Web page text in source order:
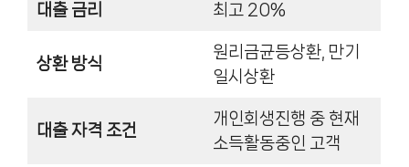
대출 금리 최고 20%
상환 방식
원리금균등상환, 만기
일시상환
대출 자격 조건
개인회생진행 중 현재
소득활동중인 고객